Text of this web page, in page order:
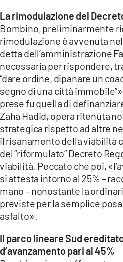
La rimodulazione del
Bombino, preliminarmente
rimodulazione è avvenuta
detta dell’amministrazione
necessaria per rispondere,
“dare ordine, dipanare un
segno di una città
prese fu quella di
Zaha Hadid, opera ritenuta
strategica rispetto ad altre
il risanamento della viabilità
del “riformulato” Decreto
viabilità. Peccato che poi,
si attesta intorno al 25% –
mano – nonostante la
previste per la semplice posa
asfalto».
Il parco lineare Sud
d’avanzamento pari al 45%